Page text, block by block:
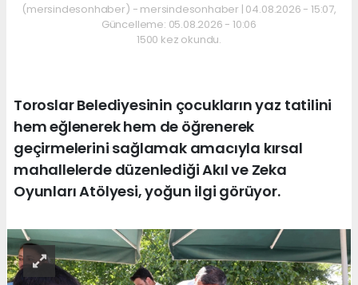
(mersindesonhaber) - mersindesonhaber | 04.08.2026 - 15:07,
Güncelleme: 05.08.2026 - 10:06
1500 kez okundu.
Toroslar Belediyesinin çocukların yaz tatilini
hem eğlenerek hem de öğrenerek
geçirmelerini sağlamak amacıyla kırsal
mahallelerde düzenlediği Akıl ve Zeka
Oyunları Atölyesi, yoğun ilgi görüyor.